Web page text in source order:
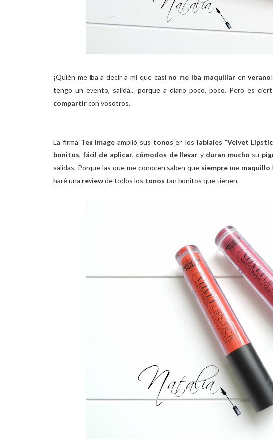
¡Quién me iba a decir a mí que casi no me iba maquillarenverano
tengo un evento, salida... porque a diario poco, poco. Pero es
compartircon vosotros.
La firma Ten Image amplió sus tonos en los labiales "Velvet
bonitos, fácil de aplicar, cómodos de llevar y duran mucho su
salidas. Porque las que me conocen saben que siempre me maquillo
haré una reviewde todos los tonos tan bonitos que tienen.